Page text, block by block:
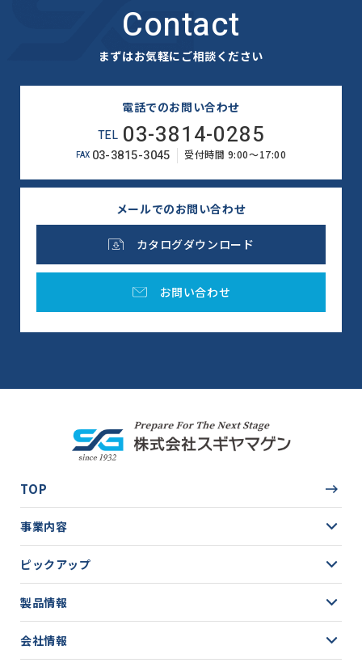
Contact
まずはお気軽にご相談ください
電話でのお問い合わせ
TEL 03-3814-0285
FAX 03-3815-3045 受付時間 9:00～17:00
メールでのお問い合わせ
カタログダウンロード
お問い合わせ
TOP
事業内容
ピックアップ
製品情報
会社情報